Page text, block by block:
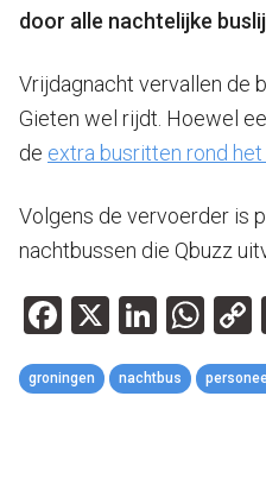
door alle nachtelijke
Vrijdagnacht vervallen de
Gieten wel rijdt. Hoewel
de extra busritten rond
Volgens de vervoerder is
nachtbussen die Qbuzz
Facebook
X
groningen nachtbus